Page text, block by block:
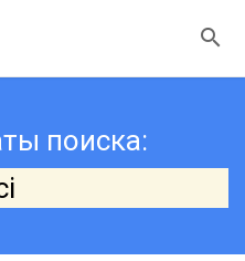
поиска: